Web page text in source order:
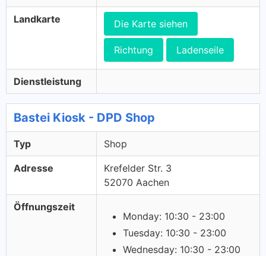
Landkarte Die Karte siehen
Richtung Ladenseile
Dienstleistung
Bastei Kiosk - DPD Shop
Typ Shop
Adresse
Krefelder Str. 3
52070 Aachen
Öffnungszeit
Monday: 10:30 - 23:00
Tuesday: 10:30 - 23:00
Wednesday: 10:30 - 23:00